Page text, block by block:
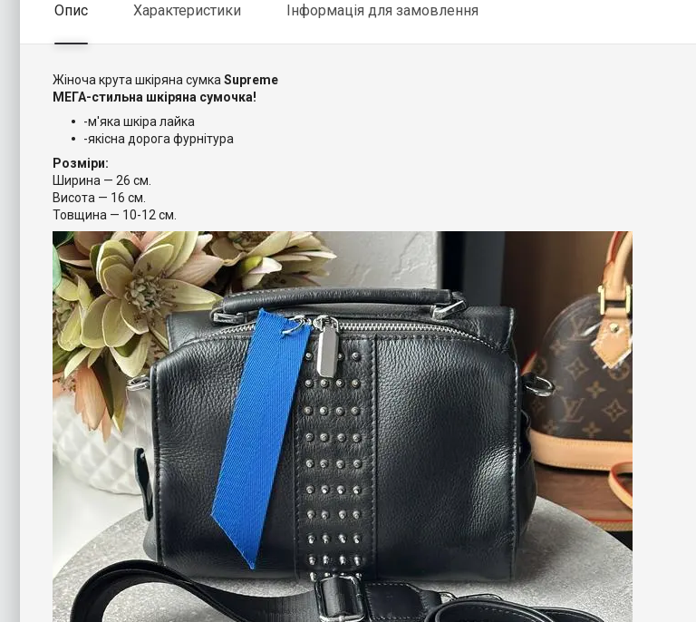
Опис Характеристики Інформація для замовлення
Жіноча крута шкіряна сумка Supreme
МЕГА-стильна шкіряна сумочка!
-м'яка шкіра лайка
-якісна дорога фурнітура
Розміри:
Ширина — 26 см.
Висота — 16 см.
Товщина — 10-12 см.